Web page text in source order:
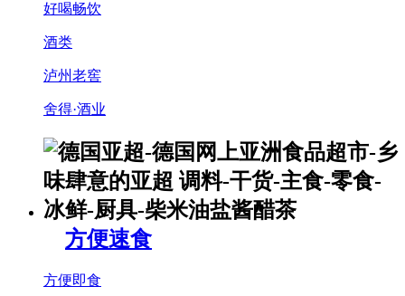
好喝畅饮
酒类
泸州老窖
舍得·酒业
方便速食
方便即食